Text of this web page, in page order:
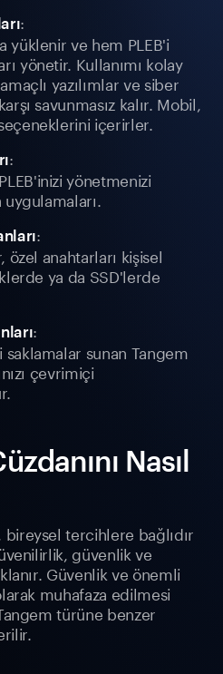
:
yüklenir ve hem PLEB'i
yönetir. Kullanımı kolay
yazılımlar ve siber
savunmasız kalır. Mobil,
içerirler.
:
yönetmenizi
uygulamaları.
:
anahtarları kişisel
ya da SSD'lerde
:
saklamalar sunan Tangem
çevrimiçi
Nasıl
tercihlere bağlıdır
güvenlik ve
Güvenlik ve önemli
muhafaza edilmesi
türüne benzer